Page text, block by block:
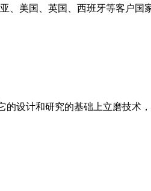
、美国、英国、西班牙等客户
设计和研究的基础上立磨技